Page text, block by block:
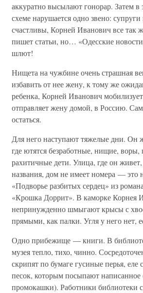
аккуратно высылают гонорар. Затем в
схеме нарушается одно звено: супруги
счастливы, Корней Иванович все так
пишет статьи, но… «Одесские
шлют!
Нищета на чужбине очень страшная
избавить от нее жену, к тому же
ребенка, Корней Иванович
отправляет жену домой, в Россию.
остаться.
Для него наступают тяжелые дни. Он
где ютятся безработные, нищие,
рахитичные дети. Улица, где он
названия, дом не имеет номера — это
«Подворье разбитых сердец» из
«Крошка Доррит». В каморке Корнея
непринужденно шмыгают крысы с
прямыми, как палки. Угля у него нет,
Одно прибежище — книги. В
музея тепло, тихо, чинно.
скрипят по бумаге гусиные перья,
песок, которым посыпают написанное
промокашки). Работники библиотеки